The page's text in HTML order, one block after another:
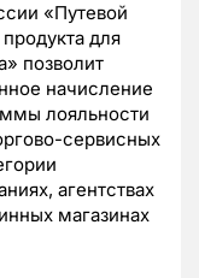
«Путевой
для
позволит
начисление
лояльности
сервисных
агентствах
магазинах